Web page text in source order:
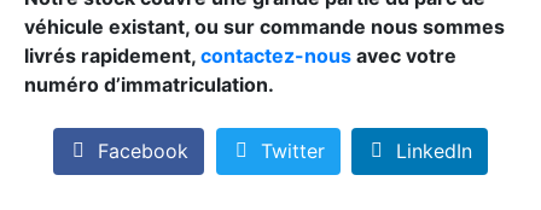
véhicule existant, ou sur commande nous sommes
livrés rapidement, contactez-nous avec votre
numéro d’immatriculation.
Facebook Twitter LinkedIn